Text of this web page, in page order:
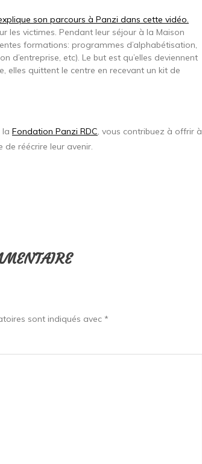
son parcours à Panzi dans cette vidéo.
les victimes. Pendant leur séjour à la Maison
formations: programmes d’alphabétisation,
etc). Le but est qu’elles deviennent
elles quittent le centre en recevant un kit de
la Fondation Panzi RDC, vous contribuez à offrir à
de réécrire leur avenir.
sont indiqués avec *